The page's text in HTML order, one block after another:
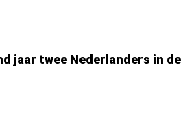
jaar twee Nederlanders in de